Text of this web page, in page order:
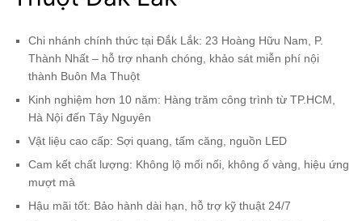
Chi nhánh chính thức tại Đắk Lắk: 23 Hoàng Hữu Nam, P.
Thành Nhất – hỗ trợ nhanh chóng, khảo sát miễn phí nội
thành Buôn Ma Thuột
Kinh nghiệm hơn 10 năm: Hàng trăm công trình từ TP.HCM,
Hà Nội đến Tây Nguyên
Vật liệu cao cấp: Sợi quang, tấm căng, nguồn LED
Cam kết chất lượng: Không lộ mối nối, không ố vàng, hiệu ứng
mượt mà
Hậu mãi tốt: Bảo hành dài hạn, hỗ trợ kỹ thuật 24/7